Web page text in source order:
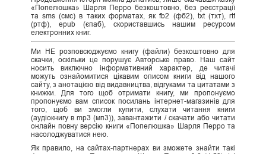
«Попелюшка» Шарля Перро безкоштовно, без реєстрації
та sms (смс) в таких форматах, як fb2 (фб2), txt (тхт), rtf
(ртф), epub (єпаб), скориставшись нашим ресурсом
електронних книг.
Ми НЕ розповсюджуємо книгу (файли) безкоштовно для
скачки, оскільки це порушує Авторське право. Наш сайт
носить виключно інформативний характер, де читачі
можуть ознайомитися цікавим описом книги від нашого
сайту, з анотацією від видавництва, відгуками та цитатами з
книжки. Для того щоб отримати книгу, ми пропонуємо
пропонуємо вам список посилань інтернет-магазинів для
того, щоб ви змогли купити, слухати читання книги
(аудіокнигу в mp3 (мп3)), завантажити / скачати або читати
онлайн повну версію книги «Попелюшка» Шарля Перро та
насолоджуватися нею.
Як правило, на сайтах-партнерах ви зможете знайти такі